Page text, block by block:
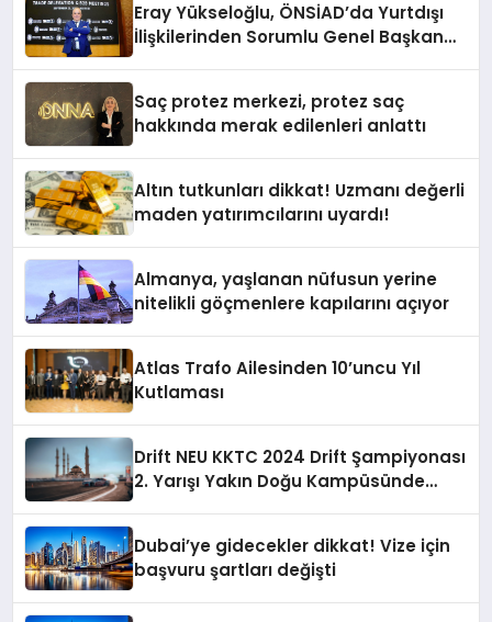
Eray Yükseloğlu, ÖNSİAD’da Yurtdışı
İlişkilerinden Sorumlu Genel Başkan
Saç protez merkezi, protez saç
hakkında merak edilenleri anlattı
Altın tutkunları dikkat! Uzmanı değerli
maden yatırımcılarını uyardı!
Almanya, yaşlanan nüfusun yerine
nitelikli göçmenlere kapılarını açıyor
Atlas Trafo Ailesinden 10’uncu Yıl
Kutlaması
Drift NEU KKTC 2024 Drift Şampiyonası
2. Yarışı Yakın Doğu Kampüsünde
Dubai’ye gidecekler dikkat! Vize için
başvuru şartları değişti